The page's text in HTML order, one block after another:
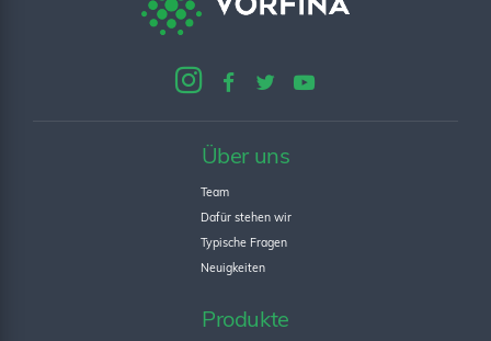
Über uns
Team
Dafür stehen wir
Typische Fragen
Neuigkeiten
Produkte